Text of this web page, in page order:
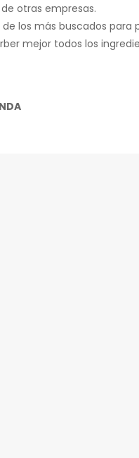
otras empresas.
los más buscados
mejor todos los